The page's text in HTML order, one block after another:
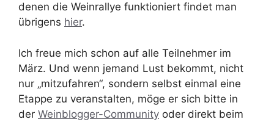
denen die Weinrallye funktioniert findet man
übrigens hier.
Ich freue mich schon auf alle Teilnehmer im
März. Und wenn jemand Lust bekommt, nicht
nur „mitzufahren“, sondern selbst einmal eine
Etappe zu veranstalten, möge er sich bitte in
der Weinblogger-Community oder direkt beim